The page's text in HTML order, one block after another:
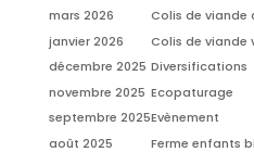
mars 2026
janvier 2026
décembre 2025
novembre 2025
septembre 2025
août 2025
Colis de viande
Colis de viande
Diversifications
Ecopaturage
Evènement
Ferme enfants